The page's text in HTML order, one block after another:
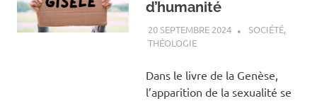
d’humanité
20 SEPTEMBRE 2024 ANTOINE NOUIS
SOCIÉTÉ,
THÉOLOGIE
Dans le livre de la Genèse,
l’apparition de la sexualité se